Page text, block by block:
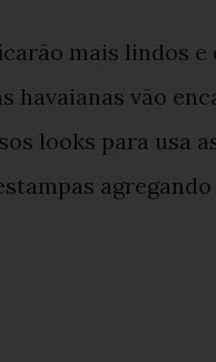
mais lindos
havaianas vão
looks para usa